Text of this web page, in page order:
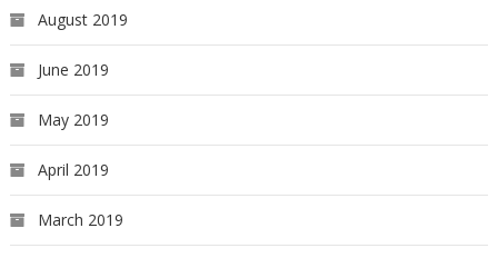
August 2019
June 2019
May 2019
April 2019
March 2019